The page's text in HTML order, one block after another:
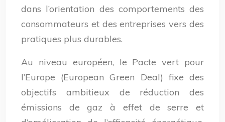
dans l’orientation des comportements des
consommateurs et des entreprises vers des
pratiques plus durables.
Au niveau européen, le Pacte vert pour
l’Europe (European Green Deal) fixe des
objectifs ambitieux de réduction des
émissions de gaz à effet de serre et